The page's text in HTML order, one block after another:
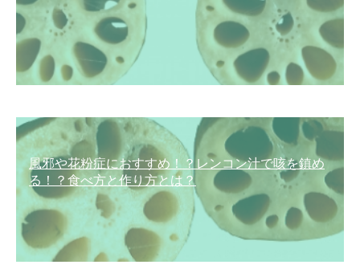
風邪や花粉症におすすめ！？レンコン汁で咳を鎮め
る！？食べ方と作り方とは？